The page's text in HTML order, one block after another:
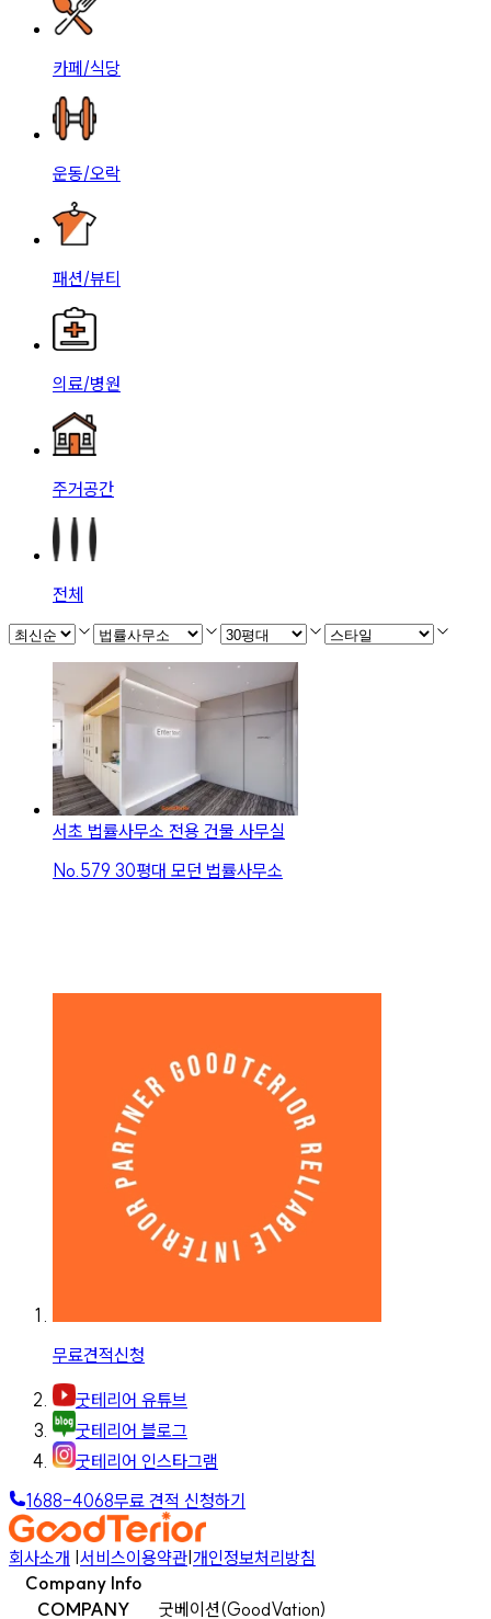
카페/식당
운동/오락
패션/뷰티
의료/병원
주거공간
전체
서초 법률사무소 전용 건물 사무실
No. 579 30평대 모던 법률사무소
무료견적신청
굿테리어 유튜브
굿테리어 블로그
굿테리어 인스타그램
1688-4068무료 견적 신청하기
회사소개 |서비스이용약관|개인정보처리방침
Company Info
COMPANY
굿베이션(GoodVation)